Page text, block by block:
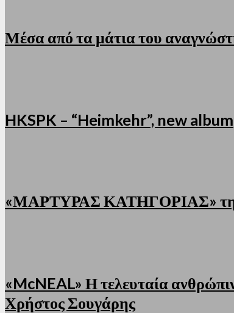
Μέσα από τα μάτια του
HKSPK – “Heimkehr”, new album
«ΜΑΡΤΥΡΑΣ ΚΑΤΗΓΟΡΙΑΣ» της
«McNEAL» Η τελευταία
Χρήστος Σουγάρης